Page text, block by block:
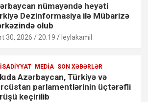
nümayəndə heyəti
Dezinformasiya ilə Mübarizə
olub
30, 2026 / 20:19 leylakamil
MEDIA SON XƏBƏRLƏR
Azərbaycan, Türkiyə və
parlamentlərinin üçtərəfli
keçirilib